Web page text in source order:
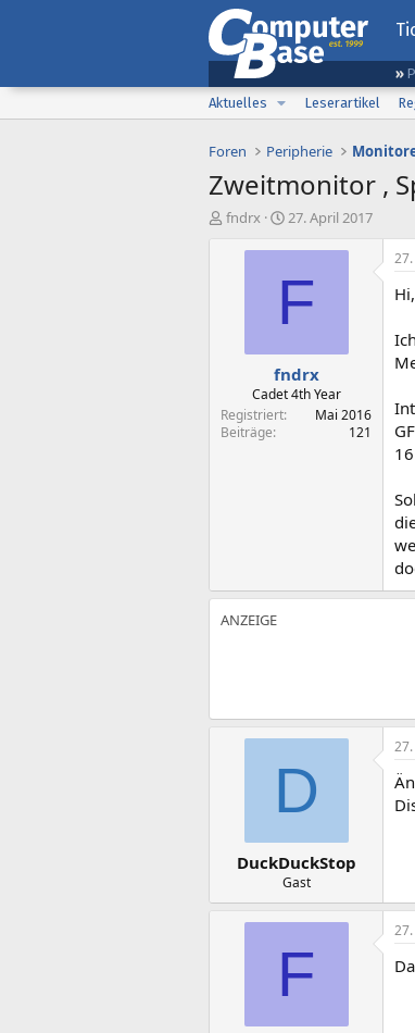
Aktuelles
Leserartikel
Foren Peripherie
Zweitmonitor ,
E
fndrx
E
s
t
a
m
27. April 2017
F
fndrx
Cadet 4th Year
Registriert
Mai 2016
Beiträge
121
Hi,
D
DuckDuckStop
Gast
F